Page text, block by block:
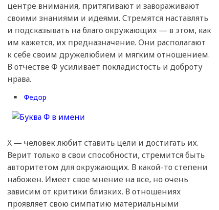
центре внимания, притягивают и завораживают
своими знаниями и идеями. Стремятся наставлять
и подсказывать на благо окружающих — в этом, как
им кажется, их предназначение. Они располагают
к себе своим дружелюбием и мягким отношением.
В отчестве Ф усиливает покладистость и доброту
нрава.
Федор
Х — человек любит ставить цели и достигать их.
Верит только в свои способности, стремится быть
авторитетом для окружающих. В какой-то степени
набожен. Имеет свое мнение на все, но очень
зависим от критики близких. В отношениях
проявляет свою симпатию материальными